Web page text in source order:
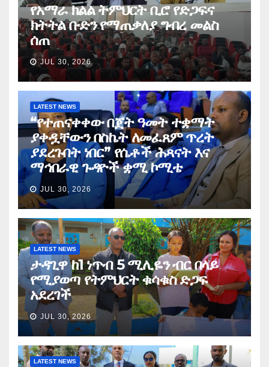
የአማራ ክልል ትምህርት ቢሮ የድጋፍና
ክትትል ቡድን የማጠቃለያ ግብረ መልስ
ሰጠ
JUL 30, 2026
LATEST NEWS
“የተጠናቀቀው በጀት ዓመት ተቋማት
ያቀዷቸውን በስኬት ለመፈጸም ጥረት
ያደረጉበት ነበር” የሴቶች ሕጻናት እና
ማኅበራዊ ጉዳዮች ቋሚ ኮሚቴ
JUL 30, 2026
LATEST NEWS
ታዳጊዋ ከ1 ነጥብ 5 ሚሊዬን ብር በላይ
የሚያወጣ የትምህርት ቁሳቁስ ድጋፍ
አደረገች
JUL 30, 2026
LATEST NEWS